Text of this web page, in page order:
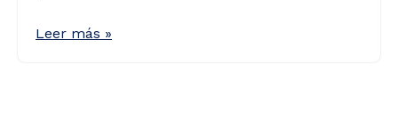
Leer más »